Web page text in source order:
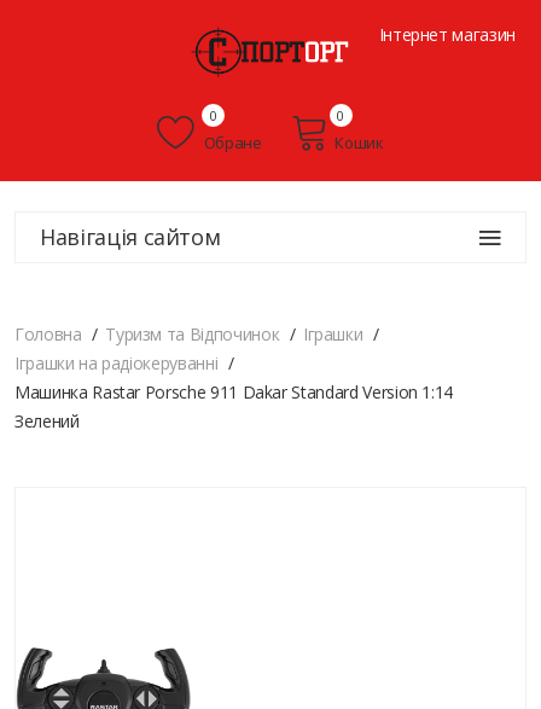
Інтернет магазин
Обране
0
Кошик
0
Навігація сайтом
Головна Туризм та Відпочинок
Іграшки
Іграшки на радіокеруванні
Машинка Rastar Porsche 911 Dakar Standard Version 1:14
Зелений